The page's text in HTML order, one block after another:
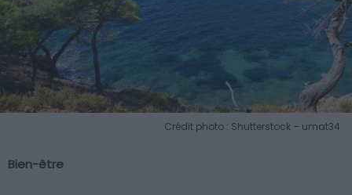
Crédit photo : Shutterstock – umat34
Bien-être